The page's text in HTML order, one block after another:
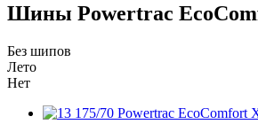
Шины Powertrac
Без шипов
Лето
Нет